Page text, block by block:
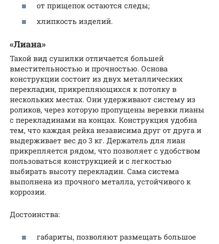
от прищепок остаются следы;
хлипкость изделий.
«Лиана»
Такой вид сушилки отличается большей
вместительностью и прочностью. Основа
конструкции состоит из двух металлических
перекладин, прикрепляющихся к потолку в
нескольких местах. Они удерживают систему из
роликов, через которую пропущены веревки лианы
с перекладинами на концах. Конструкция удобна
тем, что каждая рейка независима друг от друга и
выдерживает вес до 3 кг. Держатель для лиан
прикрепляется рядом, что позволяет с удобством
пользоваться конструкцией и с легкостью
выбирать высоту перекладин. Сама система
выполнена из прочного металла, устойчивого к
коррозии.
Достоинства:
габариты, позволяют размещать большое